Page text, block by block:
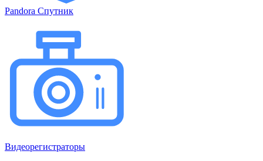
Pandora Спутник
Видеорегистраторы